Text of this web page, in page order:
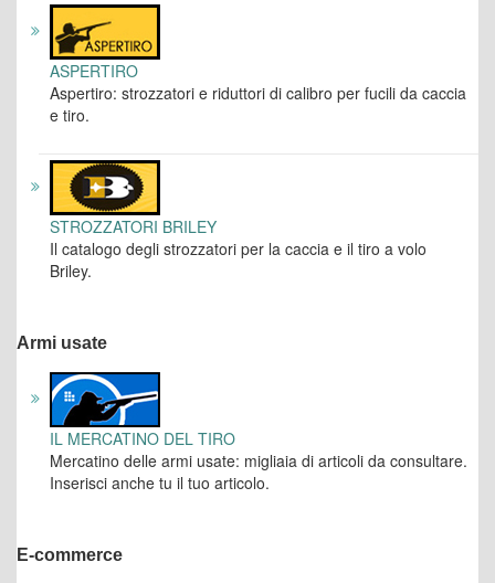
ASPERTIRO
Aspertiro: strozzatori e riduttori di calibro per fucili da caccia
e tiro.
STROZZATORI BRILEY
Il catalogo degli strozzatori per la caccia e il tiro a volo
Briley.
Armi usate
IL MERCATINO DEL TIRO
Mercatino delle armi usate: migliaia di articoli da consultare.
Inserisci anche tu il tuo articolo.
E-commerce